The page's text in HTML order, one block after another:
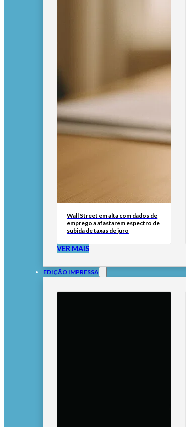
Wall Street em alta com dados de
emprego a afastarem espectro de
subida de taxas de juro
VER MAIS
EDIÇÃO IMPRESSA